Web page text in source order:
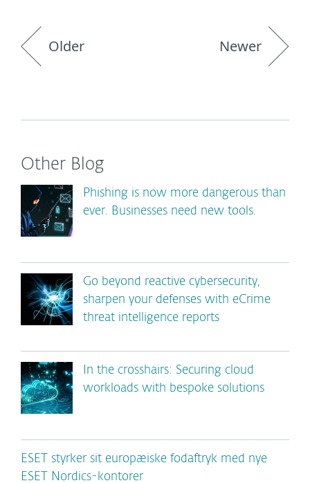
Older Newer
Other Blog
Phishing is now more dangerous than
ever. Businesses need new tools.
Go beyond reactive cybersecurity,
sharpen your defenses with eCrime
threat intelligence reports
In the crosshairs: Securing cloud
workloads with bespoke solutions
ESET styrker sit europæiske fodaftryk med nye
ESET Nordics-kontorer